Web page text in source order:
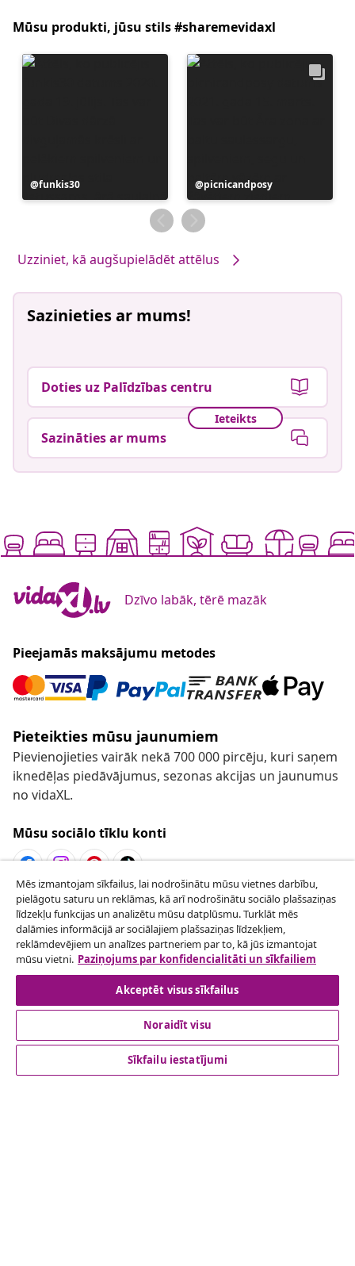
Mūsu produkti, jūsu stils #sharemevidaxl
Ierakstu
publicējis
funkis30
Ierakstu
publicējis
picnicandposy
Uzziniet, kā augšupielādēt attēlus
Sazinieties ar mums!
Doties uz Palīdzības centru
Ieteikts
Sazināties ar mums
Dzīvo labāk, tērē mazāk
Pieejamās maksājumu metodes
Pieteikties mūsu jaunumiem
Pievienojieties vairāk nekā 700 000 pircēju, kuri saņem
iknedēļas piedāvājumus, sezonas akcijas un jaunumus
no vidaXL.
Mūsu sociālo tīklu konti
Atteikties no līguma
Iesniegt pieprasījumu par atteikšanos no
pasūtījuma.
Atteikties no līguma
klientu apkalpoanaš
Mēs izmantojam sīkfailus, lai nodrošinātu mūsu vietnes darbību,
pielāgotu saturu un reklāmas, kā arī nodrošinātu sociālo plašsaziņas
līdzekļu funkcijas un analizētu mūsu datplūsmu. Turklāt mēs
dalāmies informācijā ar sociālajiem plašsaziņas līdzekļiem,
reklāmdevējiem un analīzes partneriem par to, kā jūs izmantojat
mūsu vietni. Paziņojums par konfidencialitāti un sīkfailiem
Akceptēt visus sīkfailus
Noraidīt visu
Sīkfailu iestatījumi